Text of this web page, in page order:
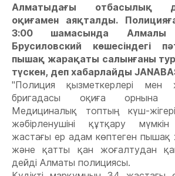
Алматыдағы отбасылық
оқиғамен аяқталды.
3:00 шамасында Алмалы
Брусиловский көшесіндегі
пышақ жарақаты салынғаны
түскен, деп хабарлайды
"Полиция қызметкерлері
бригадасы оқиға орнына
Медициналық топтың күш-
жәбірленушіні құтқару
жастағы ер адам көптеген пышақ
және қатты қан жоғалтудан
дейді Алматы полициясы.